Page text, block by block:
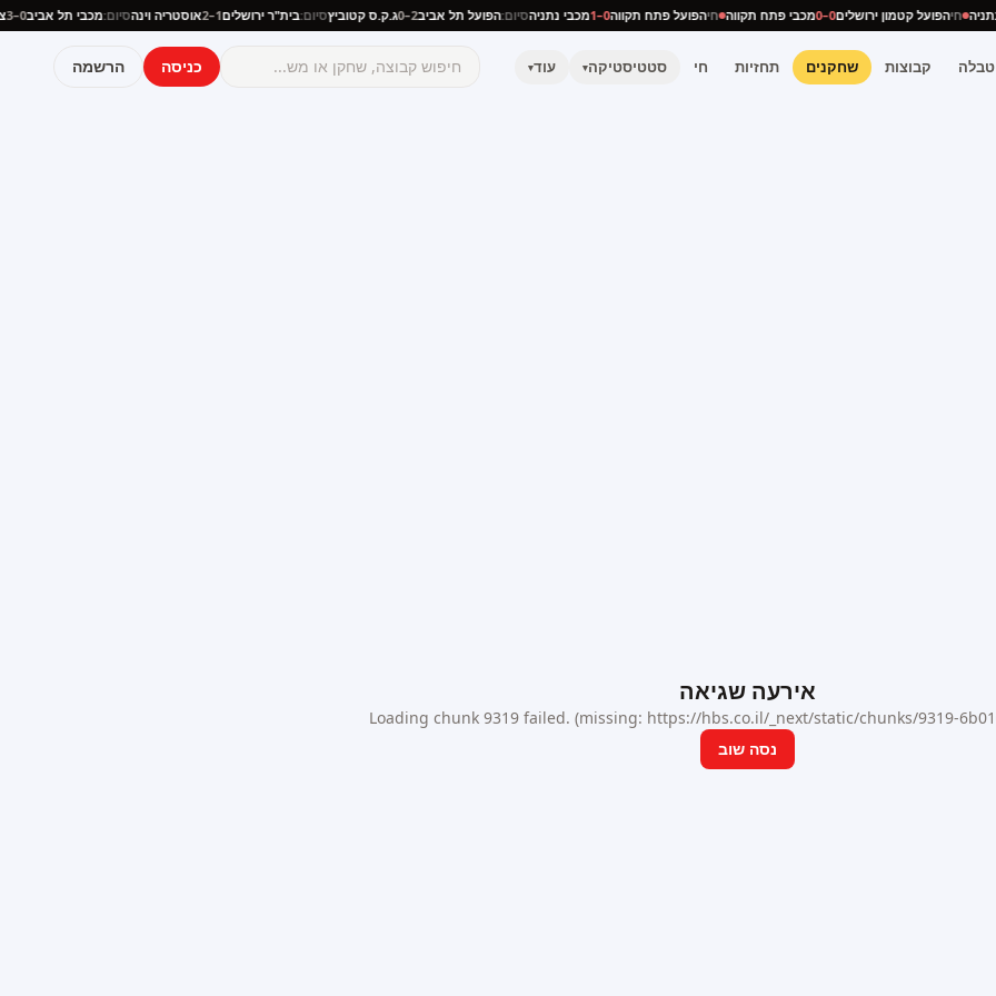
נתניה חיהפועל קטמון ירושלים0–0 מכבי פתח תקווה חיהפועל פתח תקווה0–1 מכבי נתניהסיום:הפועל תל אביב2–0 ג.ק.ס קטוביץסיום:בית"ר ירושלים1–2 אוסטריה וינהסיום:מכבי תל אביב0–3
טבלה קבוצות שחקנים תחזיות חי סטטיסטיקה▾ עוד▾ כניסה הרשמה
אירעה שגיאה
Loading chunk 9319 failed. (missing: https://hbs.co.il/_next/static/chunks/9319-
נסה שוב